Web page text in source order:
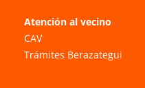
Atención al vecino
CAV
Trámites Berazategui